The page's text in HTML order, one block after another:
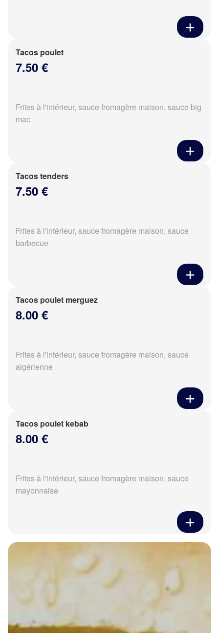
Tacos poulet
7.50 €
Frites à l'intérieur, sauce fromagère maison, sauce big
mac
Tacos tenders
7.50 €
Frites à l'intérieur, sauce fromagère maison, sauce
barbecue
Tacos poulet merguez
8.00 €
Frites à l'intérieur, sauce fromagère maison, sauce
algérienne
Tacos poulet kebab
8.00 €
Frites à l'intérieur, sauce fromagère maison, sauce
mayonnaise